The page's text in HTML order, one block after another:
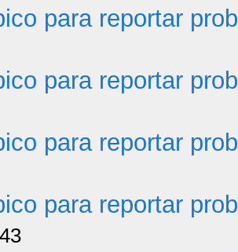
para reportar
para reportar
para reportar
para reportar